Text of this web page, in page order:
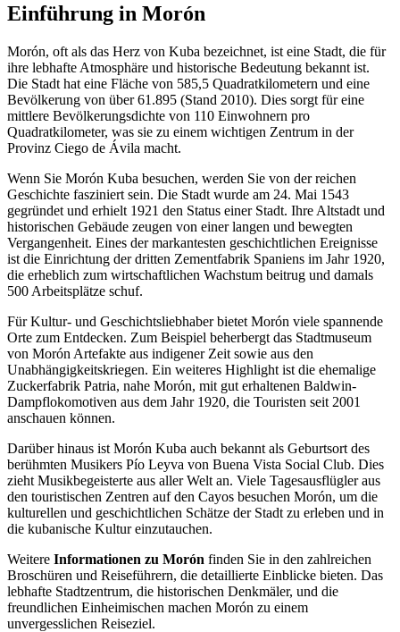
Einführung in Morón
Morón, oft als das Herz von Kuba bezeichnet, ist eine Stadt, die für
ihre lebhafte Atmosphäre und historische Bedeutung bekannt ist.
Die Stadt hat eine Fläche von 585,5 Quadratkilometern und eine
Bevölkerung von über 61.895 (Stand 2010). Dies sorgt für eine
mittlere Bevölkerungsdichte von 110 Einwohnern pro
Quadratkilometer, was sie zu einem wichtigen Zentrum in der
Provinz Ciego de Ávila macht.
Wenn Sie Morón Kuba besuchen, werden Sie von der reichen
Geschichte fasziniert sein. Die Stadt wurde am 24. Mai 1543
gegründet und erhielt 1921 den Status einer Stadt. Ihre Altstadt und
historischen Gebäude zeugen von einer langen und bewegten
Vergangenheit. Eines der markantesten geschichtlichen Ereignisse
ist die Einrichtung der dritten Zementfabrik Spaniens im Jahr 1920,
die erheblich zum wirtschaftlichen Wachstum beitrug und damals
500 Arbeitsplätze schuf.
Für Kultur- und Geschichtsliebhaber bietet Morón viele spannende
Orte zum Entdecken. Zum Beispiel beherbergt das Stadtmuseum
von Morón Artefakte aus indigener Zeit sowie aus den
Unabhängigkeitskriegen. Ein weiteres Highlight ist die ehemalige
Zuckerfabrik Patria, nahe Morón, mit gut erhaltenen Baldwin-
Dampflokomotiven aus dem Jahr 1920, die Touristen seit 2001
anschauen können.
Darüber hinaus ist Morón Kuba auch bekannt als Geburtsort des
berühmten Musikers Pío Leyva von Buena Vista Social Club. Dies
zieht Musikbegeisterte aus aller Welt an. Viele Tagesausflügler aus
den touristischen Zentren auf den Cayos besuchen Morón, um die
kulturellen und geschichtlichen Schätze der Stadt zu erleben und in
die kubanische Kultur einzutauchen.
Weitere Informationen zu Morón finden Sie in den zahlreichen
Broschüren und Reiseführern, die detaillierte Einblicke bieten. Das
lebhafte Stadtzentrum, die historischen Denkmäler, und die
freundlichen Einheimischen machen Morón zu einem
unvergesslichen Reiseziel.